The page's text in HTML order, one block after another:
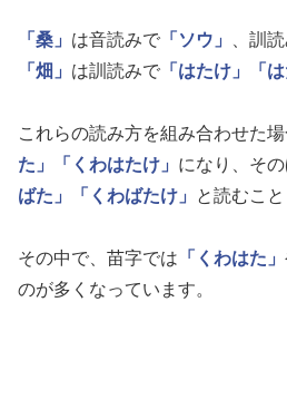
「桑」 は音読みで 「ソウ」 、訓
「畑」 は訓読みで 「はたけ」 「
これらの読み方を組み合わせた場
た」
「くわはたけ」 になり、そ
ばた」
「くわばたけ」 と読むこと
その中で、苗字では 「くわはた」
のが多くなっています。